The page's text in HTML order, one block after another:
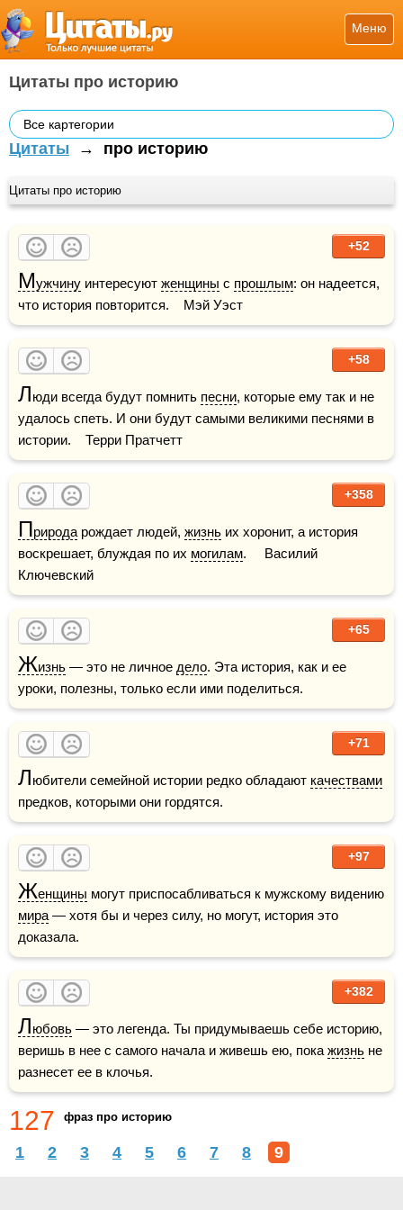
Меню
Цитаты про историю
Все картегории
Цитаты → про историю
Цитаты про историю
+52
Мужчину интересуют женщины с прошлым: он надеется,
что история повторится.    Мэй Уэст
+58
Люди всегда будут помнить песни, которые ему так и не
удалось спеть. И они будут самыми великими песнями в
истории.    Терри Пратчетт
+358
Природа рождает людей, жизнь их хоронит, а история
воскрешает, блуждая по их могилам.     Василий
Ключевский
+65
Жизнь — это не личное дело. Эта история, как и ее
уроки, полезны, только если ими поделиться.
+71
Любители семейной истории редко обладают качествами
предков, которыми они гордятся.
+97
Женщины
мира — хотя бы и через силу, но могут, история это
доказала.
+382
Любовь — это легенда. Ты придумываешь себе историю,
веришь в нее с самого начала и живешь ею, пока жизнь не
разнесет ее в клочья.
127 фраз про историю
1 2 3 4 5 6 7 8 9